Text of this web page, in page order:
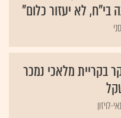
בי"ח, לא יעזור כלום"
בקריית מלאכי נמכר
לויזון